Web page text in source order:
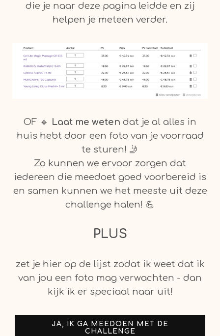
die je naar deze pagina leidde en zij
helpen je meteen verder.
OF 🔹 Laat me weten dat je al alles in
huis hebt door een foto van je voorraad
te sturen! 🤳
Zo kunnen we ervoor zorgen dat
iedereen die meedoet goed voorbereid is
en samen kunnen we het meeste uit deze
challenge halen! 💪
PLUS
zet je hier op de lijst zodat ik weet dat ik
van jou een foto mag verwachten - dan
kijk ik er speciaal naar uit!
JA, IK GA MEEDOEN MET DE
CHALLENGE